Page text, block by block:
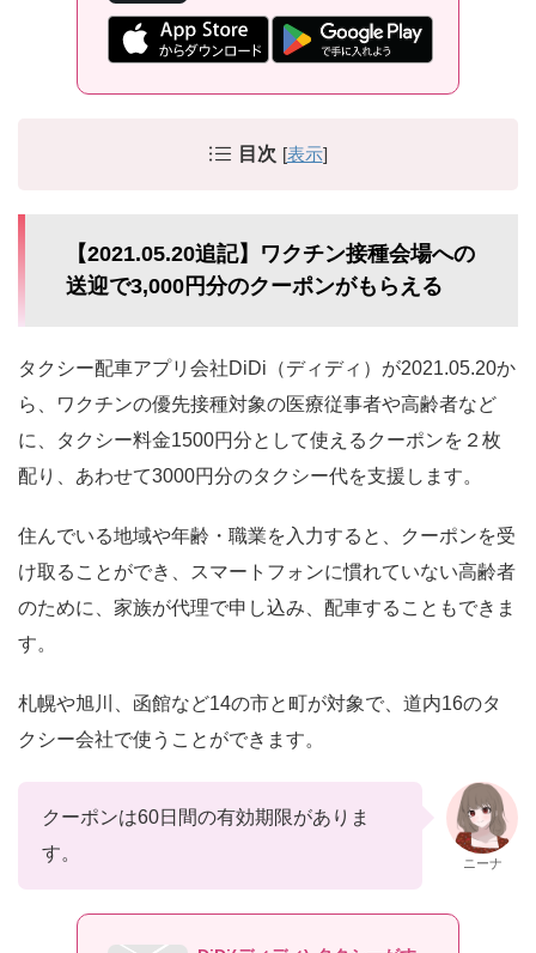
目次 [表示]
【2021.05.20追記】ワクチン接種会場への
送迎で3,000円分のクーポンがもらえる
タクシー配車アプリ会社DiDi（ディディ）が2021.05.20か
ら、ワクチンの優先接種対象の医療従事者や高齢者など
に、タクシー料金1500円分として使えるクーポンを２枚
配り、あわせて3000円分のタクシー代を支援します。
住んでいる地域や年齢・職業を入力すると、クーポンを受
け取ることができ、スマートフォンに慣れていない高齢者
のために、家族が代理で申し込み、配車することもできま
す。
札幌や旭川、函館など14の市と町が対象で、道内16のタ
クシー会社で使うことができます。
クーポンは60日間の有効期限がありま
す。
ニーナ